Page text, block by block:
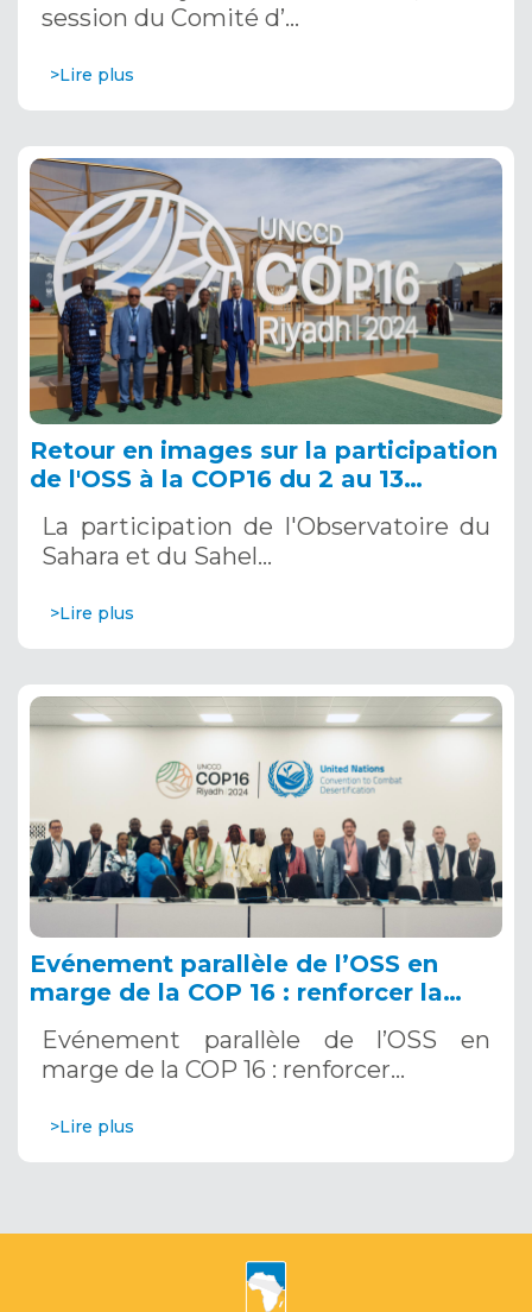
session du Comité d’…
>Lire plus
Retour en images sur la participation
de l'OSS à la COP16 du 2 au 13
Saoudite
La participation de l'Observatoire du
Sahara et du Sahel…
>Lire plus
Evénement parallèle de l’OSS en
marge de la COP 16 : renforcer la
Systèmes d’Alerte Précoce
Multirisques. 12 décembre 2024
Evénement parallèle de l’OSS en
marge de la COP 16 : renforcer…
>Lire plus